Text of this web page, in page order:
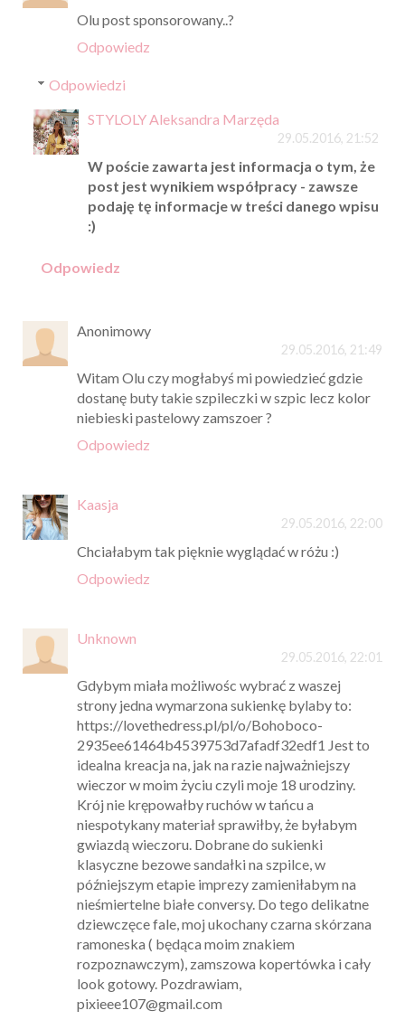
Olu post sponsorowany..?
Odpowiedz
Odpowiedzi
STYLOLY Aleksandra Marzęda
29.05.2016, 21:52
W poście zawarta jest informacja o tym, że
post jest wynikiem współpracy - zawsze
podaję tę informacje w treści danego wpisu
:)
Odpowiedz
Anonimowy
29.05.2016, 21:49
Witam Olu czy mogłabyś mi powiedzieć gdzie
dostanę buty takie szpileczki w szpic lecz kolor
niebieski pastelowy zamszoer ?
Odpowiedz
Kaasja
29.05.2016, 22:00
Chciałabym tak pięknie wyglądać w różu :)
Odpowiedz
Unknown
29.05.2016, 22:01
Gdybym miała możliwośc wybrać z waszej
strony jedna wymarzona sukienkę bylaby to:
https://lovethedress.pl/pl/o/Bohoboco-
2935ee61464b4539753d7afadf32edf1 Jest to
idealna kreacja na, jak na razie najważniejszy
wieczor w moim życiu czyli moje 18 urodziny.
Krój nie krępowałby ruchów w tańcu a
niespotykany materiał sprawiłby, że byłabym
gwiazdą wieczoru. Dobrane do sukienki
klasyczne bezowe sandałki na szpilce, w
późniejszym etapie imprezy zamieniłabym na
nieśmiertelne białe conversy. Do tego delikatne
dziewczęce fale, moj ukochany czarna skórzana
ramoneska ( będąca moim znakiem
rozpoznawczym), zamszowa kopertówka i cały
look gotowy. Pozdrawiam,
pixieee107@gmail.com